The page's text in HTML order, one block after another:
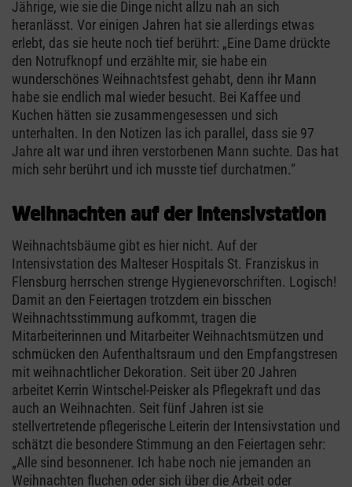
Jährige, wie sie die Dinge nicht allzu nah an sich
heranlässt. Vor einigen Jahren hat sie allerdings etwas
erlebt, das sie heute noch tief berührt: „Eine Dame drückte
den Notrufknopf und erzählte mir, sie habe ein
wunderschönes Weihnachtsfest gehabt, denn ihr Mann
habe sie endlich mal wieder besucht. Bei Kaffee und
Kuchen hätten sie zusammengesessen und sich
unterhalten. In den Notizen las ich parallel, dass sie 97
Jahre alt war und ihren verstorbenen Mann suchte. Das hat
mich sehr berührt und ich musste tief durchatmen.“
Weihnachten auf der Intensivstation
Weihnachtsbäume gibt es hier nicht. Auf der
Intensivstation des Malteser Hospitals St. Franziskus in
Flensburg herrschen strenge Hygienevorschriften. Logisch!
Damit an den Feiertagen trotzdem ein bisschen
Weihnachtsstimmung aufkommt, tragen die
Mitarbeiterinnen und Mitarbeiter Weihnachtsmützen und
schmücken den Aufenthaltsraum und den Empfangstresen
mit weihnachtlicher Dekoration. Seit über 20 Jahren
arbeitet Kerrin Wintschel-Peisker als Pflegekraft und das
auch an Weihnachten. Seit fünf Jahren ist sie
stellvertretende pflegerische Leiterin der Intensivstation und
schätzt die besondere Stimmung an den Feiertagen sehr:
„Alle sind besonnener. Ich habe noch nie jemanden an
Weihnachten fluchen oder sich über die Arbeit oder